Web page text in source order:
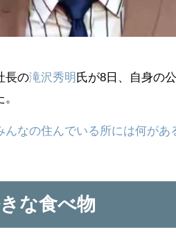
長の滝沢秀明 氏が8日、自身の
んなの住んでいる所には何があ
な食べ物